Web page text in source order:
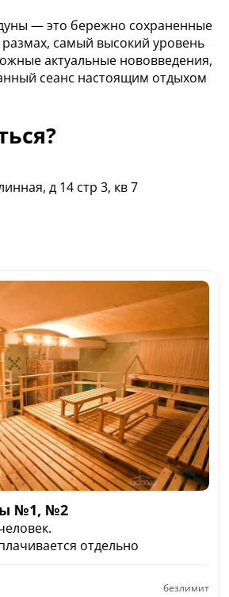
— это бережно сохраненные
самый высокий уровень
актуальные нововведения,
сеанс настоящим отдыхом
д 14 стр 3, кв 7
№1, №2
отдельно
безлимит